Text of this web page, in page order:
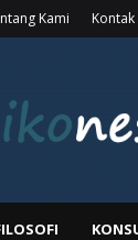
Kami Kontak